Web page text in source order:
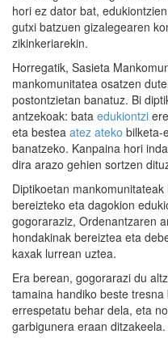
hori ez dator bat,
gutxi batzuen gizalegearen
zikinkeriarekin.
Horregatik, Sasieta
mankomunitatea osatzen
postontzietan banatuz. Bi
antzekoak: bata edukiontzi
eta bestea atez ateko bilketa-
banatzeko. Kanpaina hori
dira arazo gehien sortzen
Diptikoetan
bereizteko eta dagokion
gogoraraziz, Ordenantzaren
hondakinak bereiztea eta
kaxak lurrean uztea.
Era berean, gogorarazi du
tamaina handiko beste
errespetatu behar dela, eta
garbigunera eraan ditzakeela.